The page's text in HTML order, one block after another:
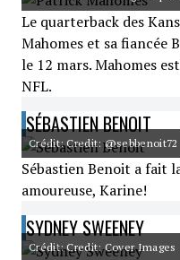
Le quarterback des
Mahomes et sa fiancée
le 12 mars. Mahomes
NFL.
SÉBASTIEN BENOIT
Crédit: Credit: @sebbenoit72
Sébastien Benoit a fait
amoureuse, Karine!
SYDNEY SWEENEY
Crédit: Credit: Cover Images